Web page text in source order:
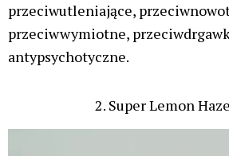
przeciwutleniające,
przeciwwymiotne,
antypsychotyczne.
2. Super Lemon